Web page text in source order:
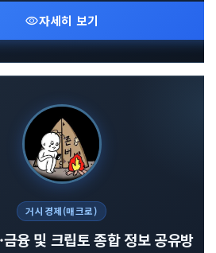
록 차별화된 통찰을 제공합니다.
visibility자세히 보기
거시경제(매크로)
금융 및 크립토 종합 정보 공유방